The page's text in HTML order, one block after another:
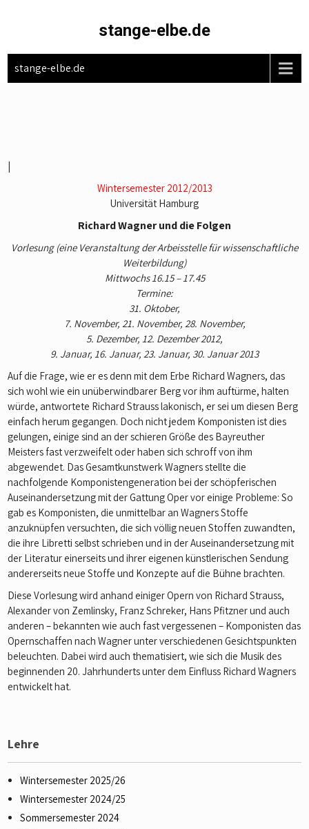
stange-elbe.de
stange-elbe.de
|
Wintersemester 2012/2013
Universität Hamburg
Richard Wagner und die Folgen
Vorlesung(eine Veranstaltung der Arbeisstelle für wissenschaftliche
Weiterbildung)
Mittwochs 16.15 – 17.45
Termine:
31. Oktober,
7. November, 21. November, 28. November,
5. Dezember, 12. Dezember 2012,
9. Januar, 16. Januar, 23. Januar, 30. Januar 2013
Auf die Frage, wie er es denn mit dem Erbe Richard Wagners, das
sich wohl wie ein unüberwindbarer Berg vor ihm auftürme, halten
würde, antwortete Richard Strauss lakonisch, er sei um diesen Berg
einfach herum gegangen. Doch nicht jedem Komponisten ist dies
gelungen, einige sind an der schieren Größe des Bayreuther
Meisters fast verzweifelt oder haben sich schroff von ihm
abgewendet. Das Gesamtkunstwerk Wagners stellte die
nachfolgende Komponistengeneration bei der schöpferischen
Auseinandersetzung mit der Gattung Oper vor einige Probleme: So
gab es Komponisten, die unmittelbar an Wagners Stoffe
anzuknüpfen versuchten, die sich völlig neuen Stoffen zuwandten,
die ihre Libretti selbst schrieben und in der Auseinandersetzung mit
der Literatur einerseits und ihrer eigenen künstlerischen Sendung
andererseits neue Stoffe und Konzepte auf die Bühne brachten.
Diese Vorlesung wird anhand einiger Opern von Richard Strauss,
Alexander von Zemlinsky, Franz Schreker, Hans Pfitzner und auch
anderen – bekannten wie auch fast vergessenen – Komponisten das
Opernschaffen nach Wagner unter verschiedenen Gesichtspunkten
beleuchten. Dabei wird auch thematisiert, wie sich die Musik des
beginnenden 20. Jahrhunderts unter dem Einfluss Richard Wagners
entwickelt hat.
Lehre
Wintersemester 2025/26
Wintersemester 2024/25
Sommersemester 2024